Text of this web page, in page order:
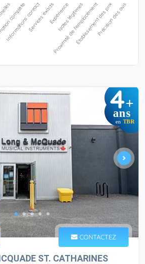
4+
ans
en TBR
CONTACTEZ
ST. CATHARINES